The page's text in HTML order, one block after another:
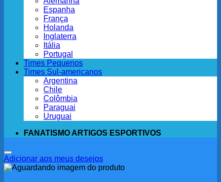
Espanha
França
Holanda
Inglaterra
Itália
Portugal
Times Pequenos
Times Sul-americanos
Argentina
Chile
Colômbia
Paraguai
Uruguai
FANATISMO ARTIGOS ESPORTIVOS
Adicionar aos meus desejos